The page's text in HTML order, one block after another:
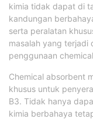
kimia tidak dapat di
kandungan
serta peralatan
masalah yang terjadi
penggunaan
Chemical absorbent
khusus untuk
B3. Tidak hanya
kimia berbahaya